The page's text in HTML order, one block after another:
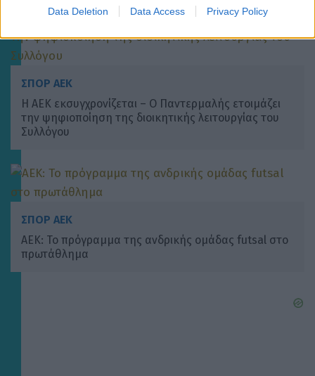
Data Deletion Data Access Privacy Policy
ΣΠΟΡ ΑΕΚ
Η ΑΕΚ εκσυγχρονίζεται – Ο Παντερμαλής ετοιμάζει
την ψηφιοποίηση της διοικητικής λειτουργίας του
Συλλόγου
ΣΠΟΡ ΑΕΚ
ΑΕΚ: Το πρόγραμμα της ανδρικής ομάδας futsal στο
πρωτάθλημα